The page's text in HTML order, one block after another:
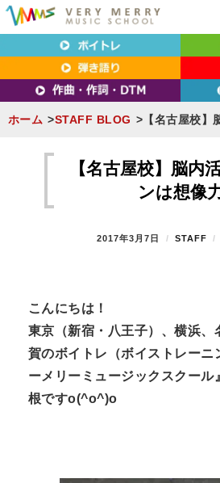
東京（新宿・八王子）・横
「本気」になれるボイトレ
MUSIC SCHOOL（ベリー
東京（新宿・八王子）・横浜・名古屋・京都で
VERY MERRY MUSIC SCHOOL（ベリーメリ
ホーム STAFF BLOG 【名古屋校
【名古屋校】脳内
ンは想像
P
D
O
2017年3月7日
B
STAFF
こんにちは！
東京（新宿・八王子）、横浜、
賀のボイトレ（ボイストレーニ
ーメリーミュージックスクール
根ですo(^o^)o